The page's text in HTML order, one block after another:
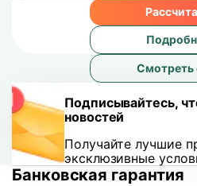
Смотреть
Подписывайтесь,
новостей
Получайте лучшие
эксклюзивные
Банковская гарантия